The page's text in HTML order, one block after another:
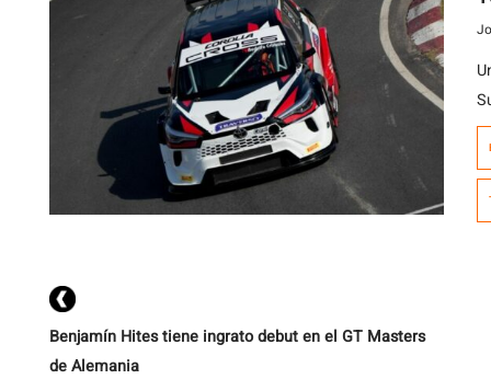
Benjamín Hites tiene ingrato debut en el GT Masters
de Alemania